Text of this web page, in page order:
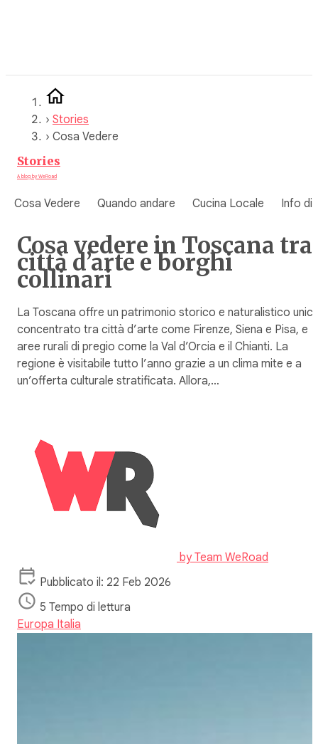
› Stories
› Cosa Vedere
Stories
A blog by WeRoad
Cosa Vedere Quando andare Cucina Locale Info di
Cosa vedere in Toscana tra
città d’arte e borghi
collinari
La Toscana offre un patrimonio storico e naturalistico
concentrato tra città d’arte come Firenze, Siena e Pisa, e
aree rurali di pregio come la Val d’Orcia e il Chianti. La
regione è visitabile tutto l’anno grazie a un clima mite e a
un’offerta culturale stratificata. Allora,…
byTeam WeRoad
Pubblicato il: 22 Feb 2026
5 Tempo di lettura
Europa Italia